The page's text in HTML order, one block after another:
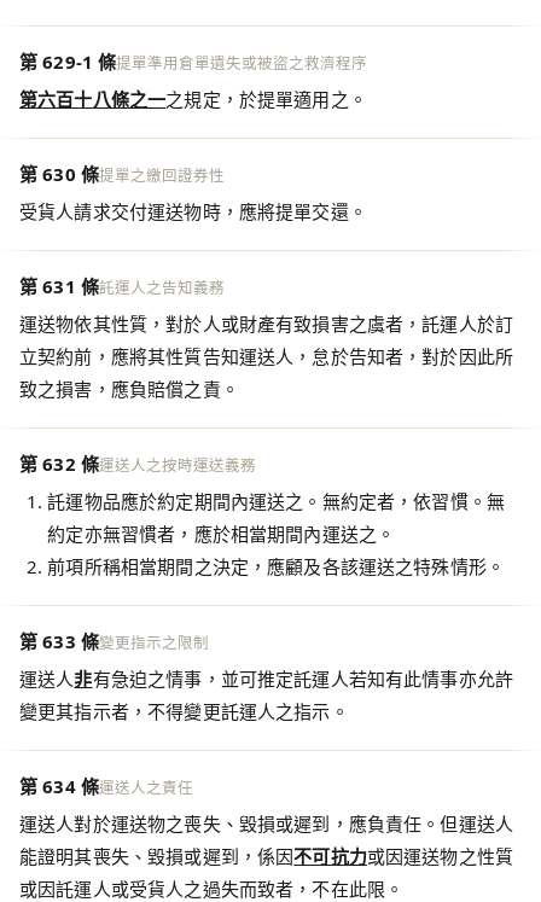
第 629-1 條提單準用倉單遺失或被盜之救濟程序
第六百十八條之一之規定，於提單適用之。
第 630 條提單之繳回證券性
受貨人請求交付運送物時，應將提單交還。
第 631 條託運人之告知義務
運送物依其性質，對於人或財產有致損害之虞者，託運人於訂
立契約前，應將其性質告知運送人，怠於告知者，對於因此所
致之損害，應負賠償之責。
第 632 條運送人之按時運送義務
託運物品應於約定期間內運送之。無約定者，依習慣。無
約定亦無習慣者，應於相當期間內運送之。
前項所稱相當期間之決定，應顧及各該運送之特殊情形。
第 633 條變更指示之限制
運送人非有急迫之情事，並可推定託運人若知有此情事亦允許
變更其指示者，不得變更託運人之指示。
第 634 條運送人之責任
運送人對於運送物之喪失、毀損或遲到，應負責任。但運送人
能證明其喪失、毀損或遲到，係因不可抗力或因運送物之性質
或因託運人或受貨人之過失而致者，不在此限。